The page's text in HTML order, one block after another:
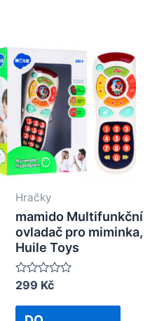
Hračky
mamido Multifunkční
ovladač pro miminka,
Huile Toys
Rated
out
299 Kč